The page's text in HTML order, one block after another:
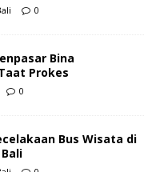
0
Bina
Prokes
0
Bus Wisata di